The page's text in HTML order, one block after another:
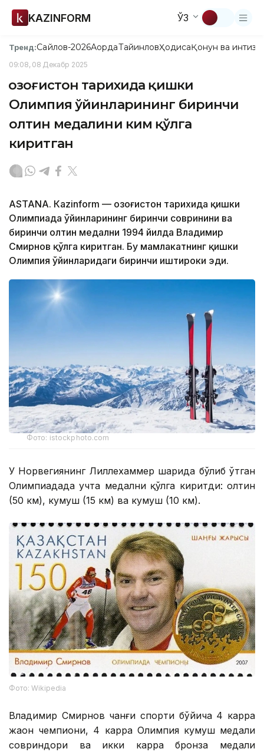
KAZINFORM ЎЗ
Тренд:Сайлов-2026АқордаТайинловҲодисаҚонун ва
09:08, 08 Декабр 2025
Қозоғистон тарихида қишки
Олимпия ўйинларининг биринчи
олтин медалини ким қўлга
киритган
ASTANА. Кazinform — Қозоғистон тарихида қишки
Олимпиада ўйинларининг биринчи совринини ва
биринчи олтин медални 1994 йилда Владимир
Смирнов қўлга киритган. Бу мамлакатнинг қишки
Олимпия ўйинларидаги биринчи иштироки эди.
Фото: istockphoto.com
У Норвегиянинг Лиллехаммер шаҳрида бўлиб ўтган
Олимпиадада учта медални қўлга киритди: олтин
(50 км), кумуш (15 км) ва кумуш (10 км).
Фото: Wikipedia
Владимир Смирнов чанғи спорти бўйича 4 карра
жаҳон чемпиони, 4 карра Олимпия кумуш медали
совриндори ва икки карра бронза медали